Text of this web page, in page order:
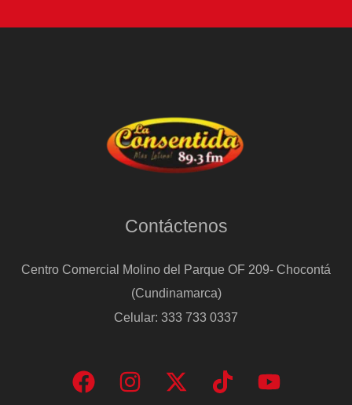
Contáctenos
Centro Comercial Molino del Parque OF 209- Chocontá
(Cundinamarca)
Celular: 333 733 0337